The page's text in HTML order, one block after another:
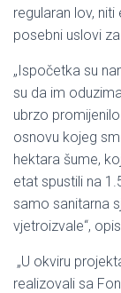
regularan lov,
posebni uslovi
„Ispočetka su
su da im
ubrzo
osnovu kojeg
hektara šume,
etat spustili na
samo sanitarna
vjetroizvale“,
„U okviru
realizovali sa